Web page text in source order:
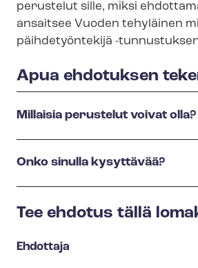
perustelut sille, miksi
ansaitsee Vuoden tehyläinen
päihdetyöntekijä -
Apua ehdotuksen
Millaisia perustelut voivat olla?
Onko sinulla kysyttävää?
Tee ehdotus tällä
Ehdottaja